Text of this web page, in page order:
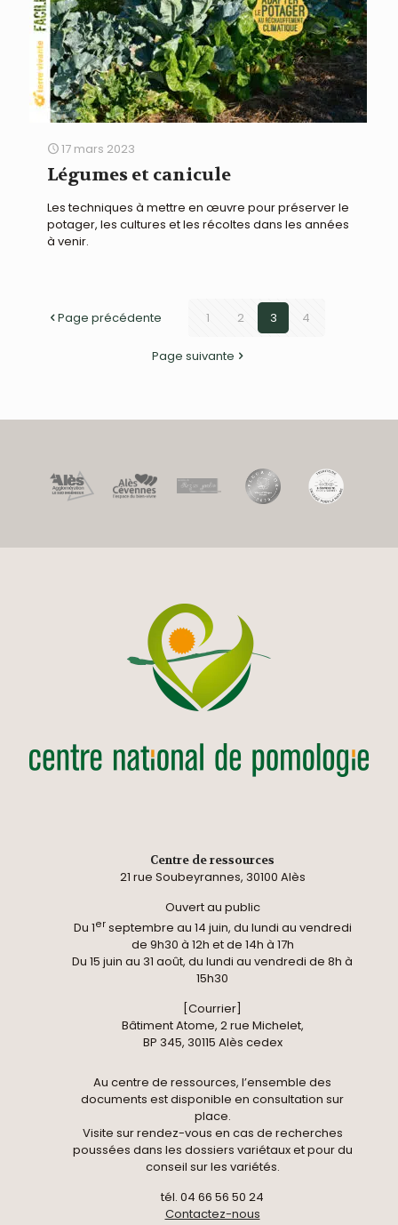
17 mars 2023
Légumes et canicule
Les techniques à mettre en œuvre pour préserver le
potager, les cultures et les récoltes dans les années
à venir.
Page précédente 1 2 3 4
Page suivante
Centre de ressources
21 rue Soubeyrannes, 30100 Alès
Ouvert au public
Du 1erseptembre au 14 juin, du lundi au vendredi
de 9h30 à 12h et de 14h à 17h
Du 15 juin au 31 août, du lundi au vendredi de 8h à
15h30
[Courrier]
Bâtiment Atome, 2 rue Michelet,
BP 345, 30115 Alès cedex
Au centre de ressources, l’ensemble des
documents est disponible en consultation sur
place.
Visite sur rendez-vous en cas de recherches
poussées dans les dossiers variétaux et pour du
conseil sur les variétés.
tél. 04 66 56 50 24
Contactez-nous